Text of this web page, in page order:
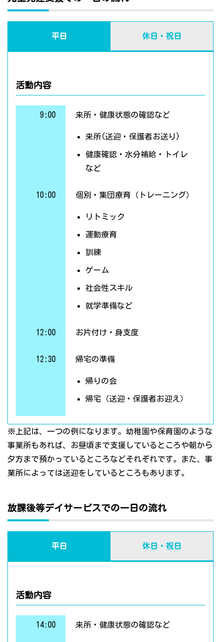
平日 休日・祝日
活動内容
9:00 来所・健康状態の確認など
来所(送迎・保護者お送り)
健康確認・水分補給・トイレ
など
10:00 個別・集団療育（トレーニング）
リトミック
運動療育
訓練
ゲーム
社会性スキル
就学準備など
12:00 お片付け・身支度
12:30 帰宅の準備
帰りの会
帰宅（送迎・保護者お迎え）
※上記は、一つの例になります。幼稚園や保育園のような
事業所もあれば、お昼頃まで支援しているところや朝から
夕方まで預かっているところなどそれぞれです。また、事
業所によっては送迎をしているところもあります。
放課後等デイサービスでの一日の流れ
平日 休日・祝日
活動内容
14:00 来所・健康状態の確認など